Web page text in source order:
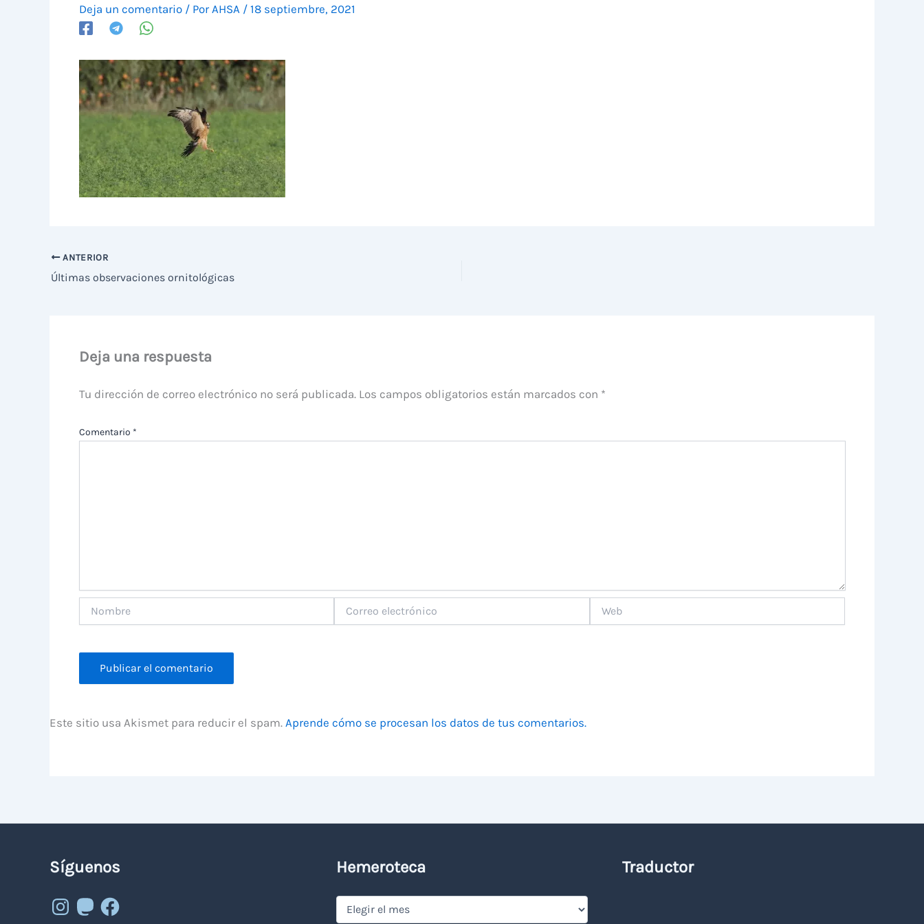
Deja un comentario / Por AHSA / 18 septiembre, 2021
ANTERIOR
Últimas observaciones ornitológicas
Deja una respuesta
Tu dirección de correo electrónico no será publicada. Los campos obligatorios están marcados con *
Comentario *
electrónico
Este sitio usa Akismet para reducir el spam. Aprende cómo se procesan los datos de tus comentarios.
Síguenos
Instagram
MastodonFacebook
Hemeroteca
Hemeroteca
Traductor